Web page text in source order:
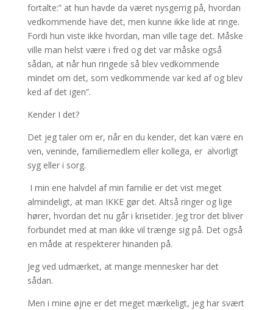
fortalte:” at hun havde da været nysgerrig på, hvordan
vedkommende have det, men kunne ikke lide at ringe.
Fordi hun viste ikke hvordan, man ville tage det. Måske
ville man helst være i fred og det var måske også
sådan, at når hun ringede så blev vedkommende
mindet om det, som vedkommende var ked af og blev
ked af det igen”.
Kender I det?
Det jeg taler om er, når en du kender, det kan være en
ven, veninde, familiemedlem eller kollega, er alvorligt
syg eller i sorg.
I min ene halvdel af min familie er det vist meget
almindeligt, at man IKKE gør det. Altså ringer og lige
hører, hvordan det nu går i krisetider. Jeg tror det bliver
forbundet med at man ikke vil trænge sig på. Det også
en måde at respekterer hinanden på.
Jeg ved udmærket, at mange mennesker har det
sådan.
Men i mine øjne er det meget mærkeligt, jeg har svært